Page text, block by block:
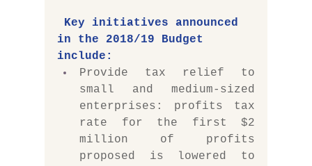
Key initiatives announced
in the 2018/19 Budget
include:
Provide tax relief to
small and medium-sized
enterprises: profits tax
rate for the first $2
million of profits
proposed is lowered to